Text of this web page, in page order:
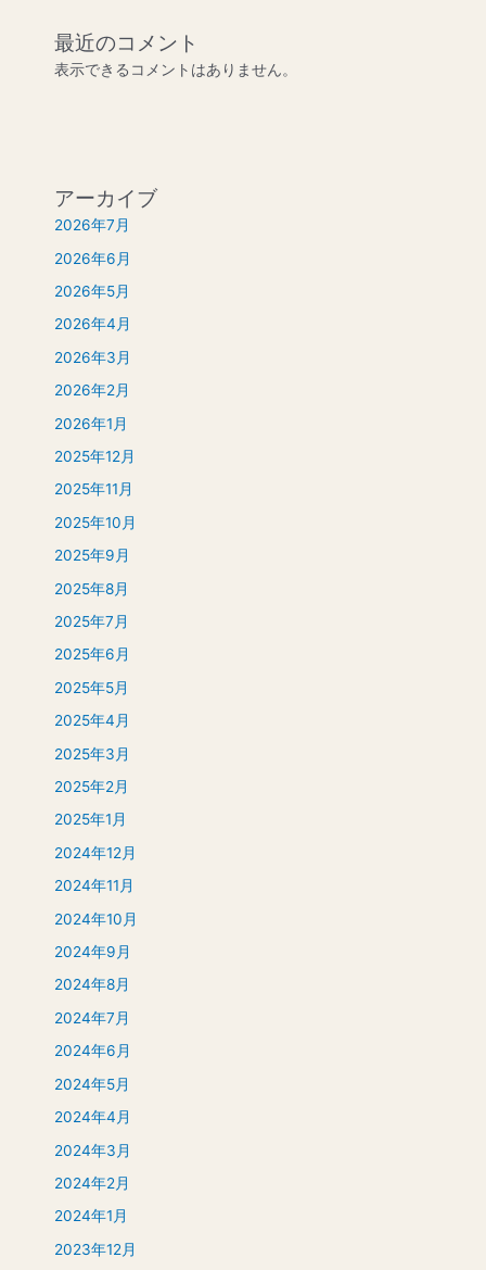
最近のコメント
表示できるコメントはありません。
アーカイブ
2026年7月
2026年6月
2026年5月
2026年4月
2026年3月
2026年2月
2026年1月
2025年12月
2025年11月
2025年10月
2025年9月
2025年8月
2025年7月
2025年6月
2025年5月
2025年4月
2025年3月
2025年2月
2025年1月
2024年12月
2024年11月
2024年10月
2024年9月
2024年8月
2024年7月
2024年6月
2024年5月
2024年4月
2024年3月
2024年2月
2024年1月
2023年12月